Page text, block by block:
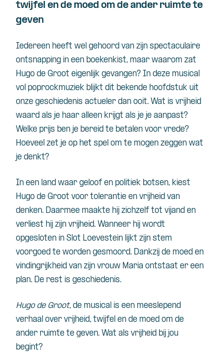
twijfel en de moed om de ander ruimte te
geven
Iedereen heeft wel gehoord van zijn spectaculaire
ontsnapping in een boekenkist, maar waarom zat
Hugo de Groot eigenlijk gevangen? In deze musical
vol poprockmuziek blijkt dit bekende hoofdstuk uit
onze geschiedenis actueler dan ooit. Wat is vrijheid
waard als je haar alleen krijgt als je je aanpast?
Welke prijs ben je bereid te betalen voor vrede?
Hoeveel zet je op het spel om te mogen zeggen wat
je denkt?
In een land waar geloof en politiek botsen, kiest
Hugo de Groot voor tolerantie en vrijheid van
denken. Daarmee maakte hij zichzelf tot vijand en
verliest hij zijn vrijheid. Wanneer hij wordt
opgesloten in Slot Loevestein lijkt zijn stem
voorgoed te worden gesmoord. Dankzij de moed en
vindingrijkheid van zijn vrouw Maria ontstaat er een
plan. De rest is geschiedenis.
Hugo de Groot, de musical is een meeslepend
verhaal over vrijheid, twijfel en de moed om de
ander ruimte te geven. Wat als vrijheid bij jou
begint?